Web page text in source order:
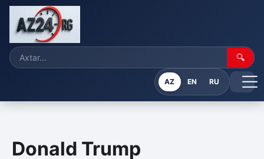
🔍
AZ EN RU
Donald Trump